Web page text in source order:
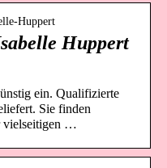
Huppert
Huppert
ein. Qualifizierte
Sie finden
vielseitigen …